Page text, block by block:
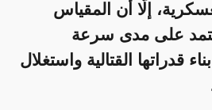
إلّا أن المقياس
على مدى سرعة
قدراتها القتالية واستغلال